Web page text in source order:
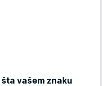
vašem znaku